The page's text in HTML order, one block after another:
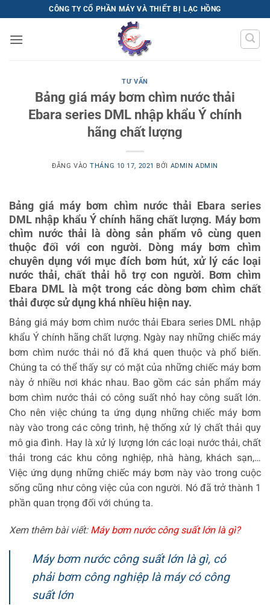
qua
nội
CÔNG TY CỔ PHẦN MÁY VÀ THIẾT BỊ LẠC HỒNG
TƯ VẤN
Bảng giá máy bơm chìm nước thải
Ebara series DML nhập khẩu Ý chính
hãng chất lượng
ĐĂNG VÀOTHÁNG 10 17, 2021 BỞI ADMIN ADMIN
Bảng giá máy bơm chìm nước thải Ebara series
DML nhập khẩu Ý chính hãng chất lượng. Máy bơm
chìm nước thải là dòng sản phẩm vô cùng quen
thuộc đối với con người. Dòng máy bơm chìm
chuyên dụng với mục đích bơm hút, xử lý các loại
nước thải, chất thải hỗ trợ con người. Bơm chìm
Ebara DML là một trong các dòng bơm chìm chất
thải được sử dụng khá nhiều hiện nay.
Bảng giá máy bơm chìm nước thải Ebara series DML nhập
khẩu Ý chính hãng chất lượng. Ngày nay những chiếc máy
bơm chìm nước thải nó đã khá quen thuộc và phổ biến.
Chúng ta có thể thấy sự có mặt của những chiếc máy bơm
này ở nhiều nơi khác nhau. Bao gồm các sản phẩm máy
bơm chìm nước thải có công suất nhỏ hay công suất lớn.
Cho nên việc chúng ta ứng dụng những chiếc máy bơm
này vào trong các công trình, hệ thống xử lý chất thải quy
mô gia đình. Hay là xử lý lượng lớn các loại nước thải, chất
thải trong các khu công nghiệp, nhà hàng, khách sạn,…
Việc ứng dụng những chiếc máy bơm này vào trong cuộc
sống cũng như công việc của con người. Nó đã trở thành 1
phần quan trọng đối với chúng ta.
Xem thêm bài viết: Máy bơm nước công suất lớn là gì?
Máy bơm nước công suất lớn là gì, có
phải bơm công nghiệp là máy có công
suất lớn